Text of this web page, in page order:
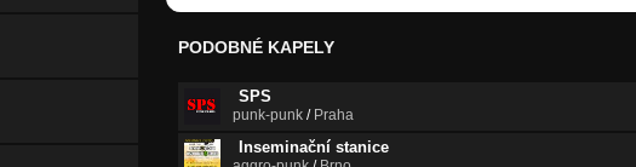
PODOBNÉ KAPELY
SPS
punk-punk / Praha
Inseminační stanice